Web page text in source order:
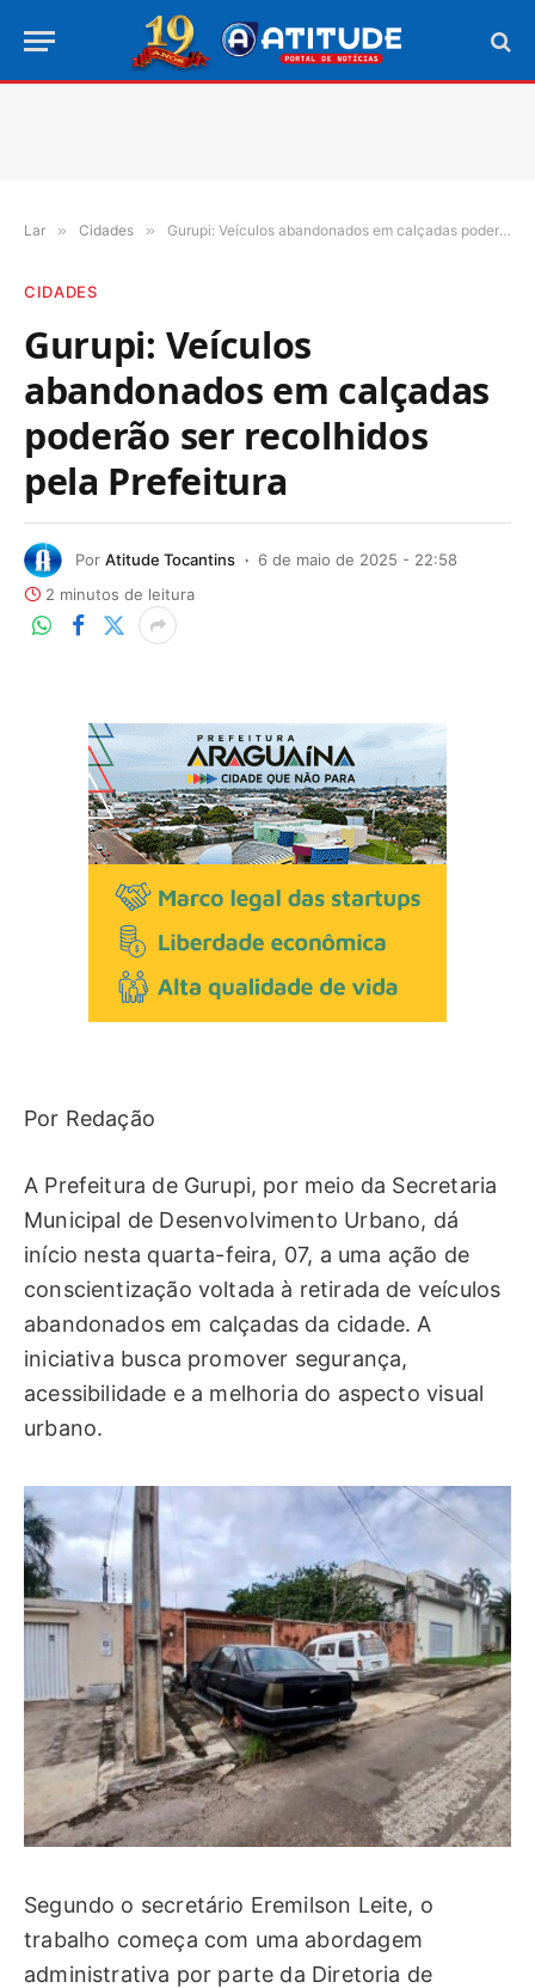
Lar » Cidades » Gurupi: Veículos abandonados em calçadas poderão ser recolhidos pela Prefeitura
CIDADES
Gurupi: Veículos
abandonados em calçadas
poderão ser recolhidos
pela Prefeitura
Por Atitude Tocantins
6 de maio de 2025 - 22:58
2 minutos de leitura
Por Redação
A Prefeitura de Gurupi, por meio da Secretaria
Municipal de Desenvolvimento Urbano, dá
início nesta quarta-feira, 07, a uma ação de
conscientização voltada à retirada de veículos
abandonados em calçadas da cidade. A
iniciativa busca promover segurança,
acessibilidade e a melhoria do aspecto visual
urbano.
Segundo o secretário Eremilson Leite, o
trabalho começa com uma abordagem
administrativa por parte da Diretoria de